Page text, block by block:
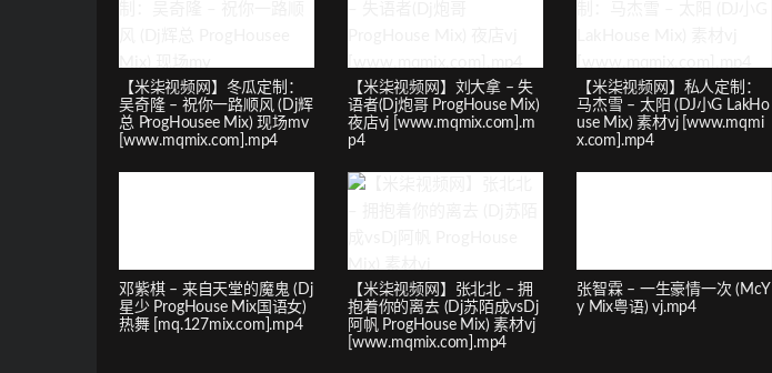
【米柒视频网】冬瓜定制：
吴奇隆 – 祝你一路顺风 (Dj辉
总 ProgHousee Mix) 现场mv
[www.mqmix.com].mp4
【米柒视频网】刘大拿 – 失
语者(Dj炮哥 ProgHouse Mix)
夜店vj [www.mqmix.com].m
p4
【米柒视频网】私人定制：
马杰雪 – 太阳 (DJ小G LakHo
use Mix) 素材vj [www.mqmi
x.com].mp4
邓紫棋 – 来自天堂的魔鬼 (Dj
星少 ProgHouse Mix国语女)
热舞 [mq.127mix.com].mp4
【米柒视频网】张北北 – 拥
抱着你的离去 (Dj苏陌成vsDj
阿帆 ProgHouse Mix) 素材vj
[www.mqmix.com].mp4
张智霖 – 一生豪情一次 (McY
y Mix粤语) vj.mp4